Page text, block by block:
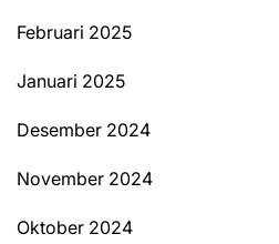
Februari 2025
Januari 2025
Desember 2024
November 2024
Oktober 2024